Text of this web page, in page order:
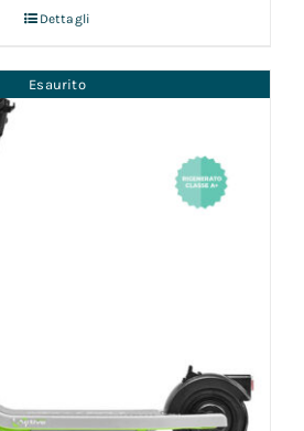
Dettagli
Esaurito